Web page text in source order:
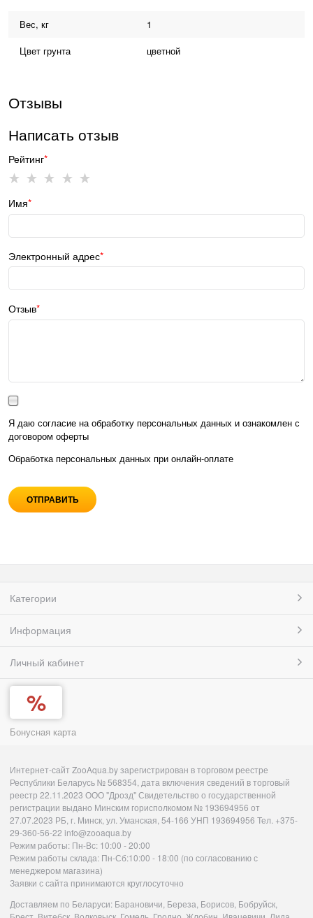
Вес, кг
1
Цвет грунта
цветной
Отзывы
Написать отзыв
Рейтинг
Имя
Электронный адрес
Отзыв
Я даю согласие на обработку персональных данных и ознакомлен с
договором оферты
Обработка персональных данных при онлайн-оплате
Категории
Информация
Личный кабинет
Бонусная карта
Интернет-сайт ZooAqua.by зарегистрирован в торговом реестре
Республики Беларусь № 568354, дата включения сведений в торговый
реестр 22.11.2023 ООО "Дрозд" Свидетельство о государственной
регистрации выдано Минским горисполкомом № 193694956 от
27.07.2023 РБ, г. Минск, ул. Уманская, 54-166 УНП 193694956 Тел. +375-
29-360-56-22 info@zooaqua.by
Режим работы: Пн-Вс: 10:00 - 20:00
Режим работы склада: Пн-Сб:10:00 - 18:00 (по согласованию с
менеджером магазина)
Заявки с сайта принимаются круглосуточно
Доставляем по Беларуси: Барановичи, Береза, Борисов, Бобруйск,